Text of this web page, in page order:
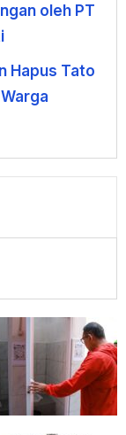
oleh PT
Hapus Tato